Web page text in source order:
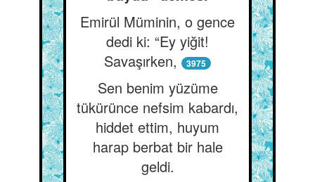
Emirül Müminin, o gence
dedi ki: “Ey yiğit!
Savaşırken,
3975
Sen benim yüzüme
tükürünce nefsim kabardı,
hiddet ettim, huyum
harap berbat bir hale
geldi.